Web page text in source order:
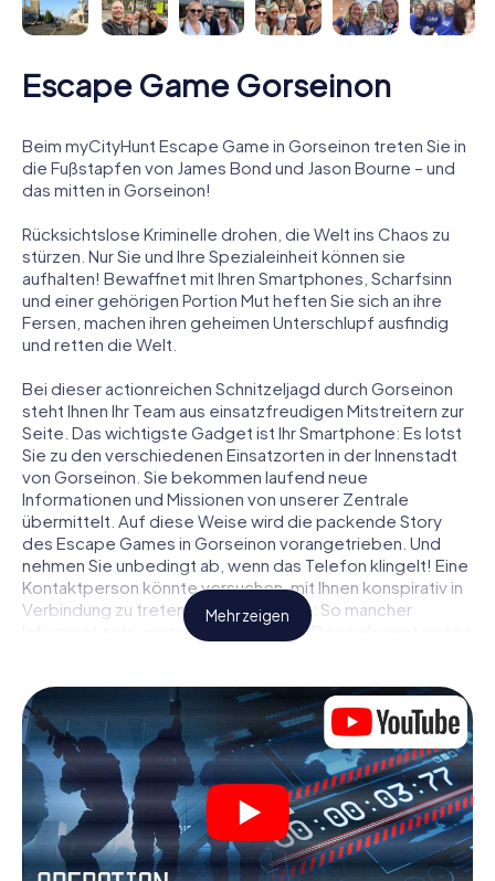
Escape Game Gorseinon
Beim myCityHunt Escape Game in Gorseinon treten Sie in
die Fußstapfen von James Bond und Jason Bourne – und
das mitten in Gorseinon!
Rücksichtslose Kriminelle drohen, die Welt ins Chaos zu
stürzen. Nur Sie und Ihre Spezialeinheit können sie
aufhalten! Bewaffnet mit Ihren Smartphones, Scharfsinn
und einer gehörigen Portion Mut heften Sie sich an ihre
Fersen, machen ihren geheimen Unterschlupf ausfindig
und retten die Welt.
Bei dieser actionreichen Schnitzeljagd durch Gorseinon
steht Ihnen Ihr Team aus einsatzfreudigen Mitstreitern zur
Seite. Das wichtigste Gadget ist Ihr Smartphone: Es lotst
Sie zu den verschiedenen Einsatzorten in der Innenstadt
von Gorseinon. Sie bekommen laufend neue
Informationen und Missionen von unserer Zentrale
übermittelt. Auf diese Weise wird die packende Story
des Escape Games in Gorseinon vorangetrieben. Und
nehmen Sie unbedingt ab, wenn das Telefon klingelt! Eine
Kontaktperson könnte versuchen, mit Ihnen konspirativ in
Verbindung zu treten … Doch Vorsicht: So mancher
Informant entpuppt sich als dubioser Doppelagent und so
und vor allem: Vertrauen Sie niemandem!
Anders als in einem klassischen Escape Room in
Gorseinon sind Sie also nicht in ein Zimmer eingesperrt,
aus dem Sie sich in einem vorgegebenen Zeitfenster
befreien müssen. Diese Smartphone Schnitzeljagd erklärt
ganz Gorseinon zu Ihrem persönlichen Spielfeld! Die
technische Voraussetzung für Ihr Agentenabenteuer in
Gorseinon: Ein Smartphone mit Zugang ins mobile
Mehr zeigen